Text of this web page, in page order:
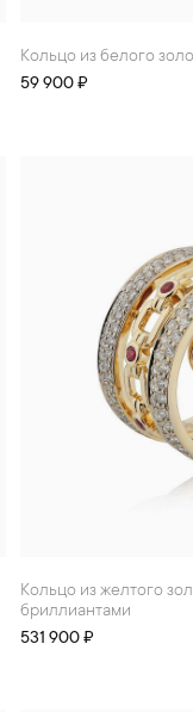
Кольцо из белого
59 900 ₽
Кольцо из желтого золота с рубином 1.07 ct и
бриллиантами
531 900 ₽